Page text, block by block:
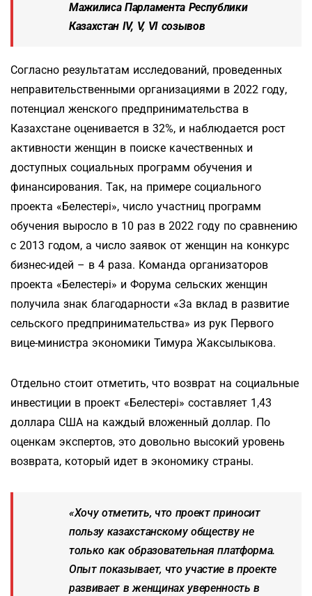
Мажилиса Парламента Республики
Казахстан ІV, V, VI созывов
Согласно результатам исследований, проведенных
неправительственными организациями в 2022 году,
потенциал женского предпринимательства в
Казахстане оценивается в 32%, и наблюдается рост
активности женщин в поиске качественных и
доступных социальных программ обучения и
финансирования. Так, на примере социального
проекта «Белестерi», число участниц программ
обучения выросло в 10 раз в 2022 году по сравнению
с 2013 годом, а число заявок от женщин на конкурс
бизнес-идей – в 4 раза. Команда организаторов
проекта «Белестерi» и Форума сельских женщин
получила знак благодарности «За вклад в развитие
сельского предпринимательства» из рук Первого
вице-министра экономики Тимура Жаксылыкова.
Отдельно стоит отметить, что возврат на социальные
инвестиции в проект «Белестерi» составляет 1,43
доллара США на каждый вложенный доллар. По
оценкам экспертов, это довольно высокий уровень
возврата, который идет в экономику страны.
«Хочу отметить, что проект приносит
пользу казахстанскому обществу не
только как образовательная платформа.
Опыт показывает, что участие в проекте
развивает в женщинах уверенность в